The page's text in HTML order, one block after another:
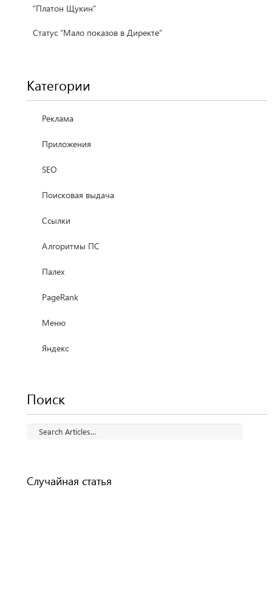
“Платон Щукин”
Статус “Мало показов в Директе”
Категории
Реклама
Приложения
SEO
Поисковая выдача
Ссылки
Алгоритмы ПС
Палех
PageRank
Меню
Яндекс
Поиск
Случайная статья